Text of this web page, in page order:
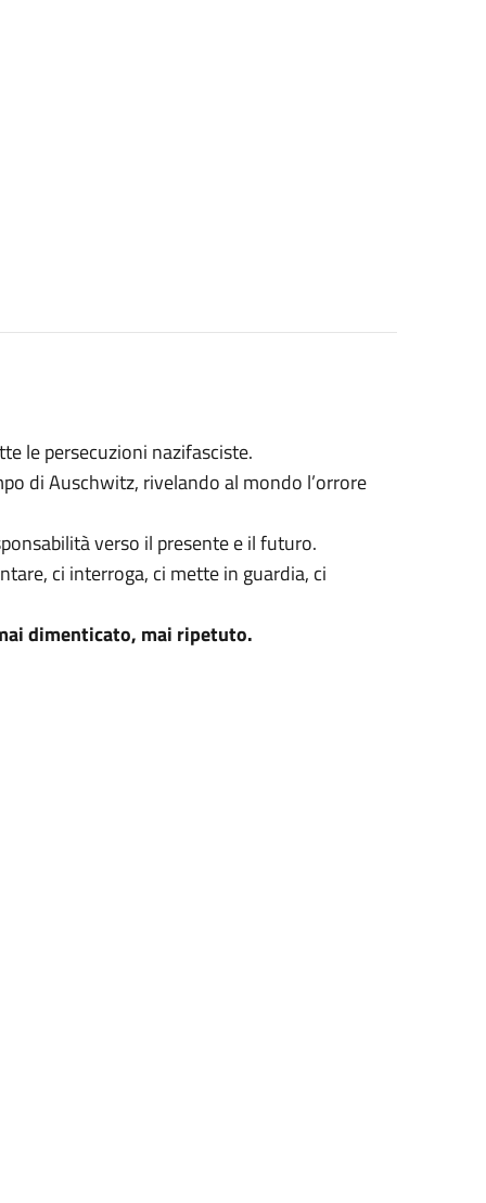
le persecuzioni nazifasciste.
di Auschwitz, rivelando al mondo l’orrore
verso il presente e il futuro.
ci interroga, ci mette in guardia, ci
dimenticato, mai ripetuto.